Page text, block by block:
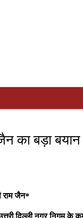
का बड़ा बयान
राम जैन*
दिल्ली नगर निगम के